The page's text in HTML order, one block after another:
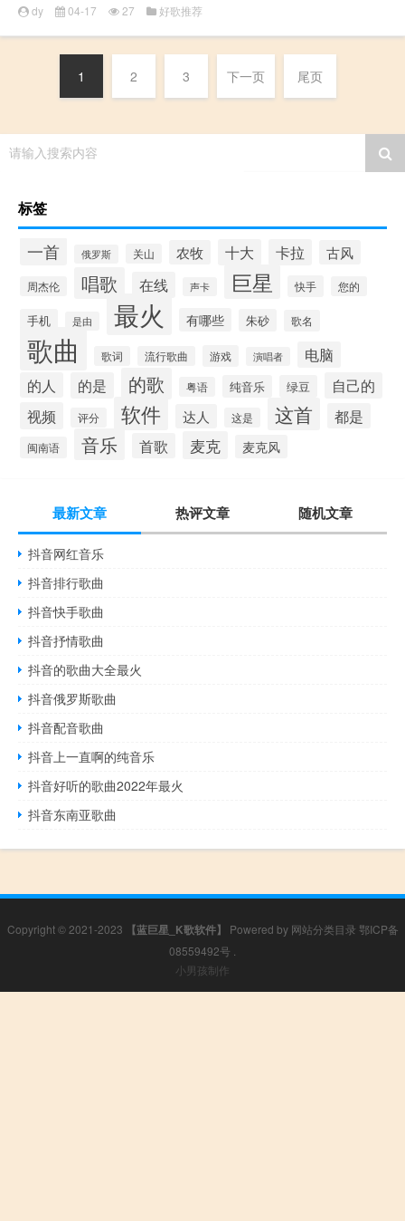
dy 04-17 27 好歌推荐
1 2 3 下一页 尾页
请输入搜索内容
标签
一首 俄罗斯 关山 农牧 十大 卡拉 古风
周杰伦 唱歌 在线 声卡 巨星 快手 您的
手机 是由 最火 有哪些 朱砂 歌名
歌曲 歌词 流行歌曲 游戏 演唱者 电脑
的人 的是 的歌 粤语 纯音乐 绿豆 自己的
视频 评分 软件 达人 这是 这首 都是
闽南语 音乐 首歌 麦克 麦克风
最新文章 热评文章 随机文章
抖音网红音乐
抖音排行歌曲
抖音快手歌曲
抖音抒情歌曲
抖音的歌曲大全最火
抖音俄罗斯歌曲
抖音配音歌曲
抖音上一直啊的纯音乐
抖音好听的歌曲2022年最火
抖音东南亚歌曲
Copyright © 2021-2023 【蓝巨星_K歌软件】 Powered by 网站分类目录 鄂ICP备
08559492号
小男孩制作